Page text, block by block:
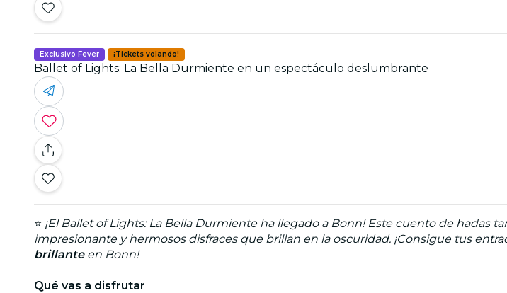
Exclusivo Fever ¡Tickets volando!
Ballet of Lights: La Bella Durmiente en un espectáculo deslumbrante
⭐ ¡El Ballet of Lights: La Bella Durmiente ha llegado a Bonn! Este cuento de hadas
impresionante y hermosos disfraces que brillan en la oscuridad. ¡Consigue tus
brillanteen Bonn!
Qué vas a disfrutar